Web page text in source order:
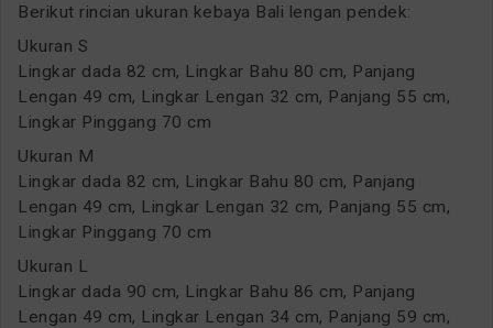
Berikut rincian ukuran kebaya Bali lengan pendek:
Ukuran S
Lingkar dada 82 cm, Lingkar Bahu 80 cm, Panjang
Lengan 49 cm, Lingkar Lengan 32 cm, Panjang 55 cm,
Lingkar Pinggang 70 cm
Ukuran M
Lingkar dada 82 cm, Lingkar Bahu 80 cm, Panjang
Lengan 49 cm, Lingkar Lengan 32 cm, Panjang 55 cm,
Lingkar Pinggang 70 cm
Ukuran L
Lingkar dada 90 cm, Lingkar Bahu 86 cm, Panjang
Lengan 49 cm, Lingkar Lengan 34 cm, Panjang 59 cm,